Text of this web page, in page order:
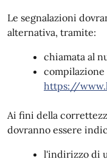
Le segnalazioni
alternativa, tramite:
chiamata al
https://
Ai fini della
dovranno essere
l'indirizzo di